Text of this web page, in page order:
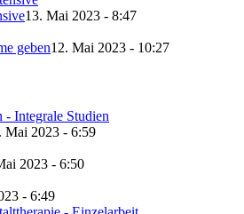
13. Mai 2023 - 8:47
geben12. Mai 2023 - 10:27
Mai 2023 - 6:59
2023 - 6:50
- 6:49